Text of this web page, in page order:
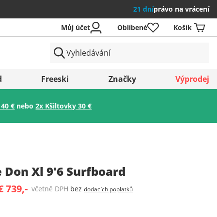
21 dníprávo na vrácení
Uložit
Můj účet Oblíbené Košík
Freeski Značky Výprodej
€ nebo2x Kšiltovky 30 €
Don Xl 9'6 Surfboard
739,- včetně DPH bezdodacích poplatků